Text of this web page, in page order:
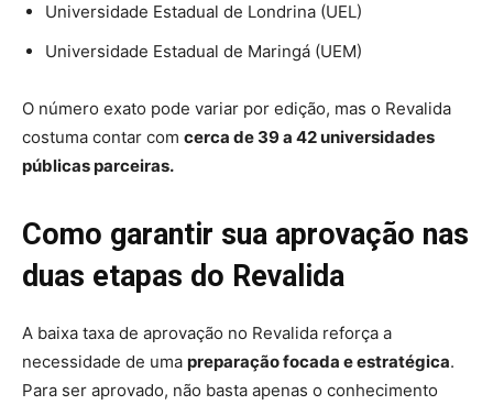
Universidade Estadual de Londrina (UEL)
Universidade Estadual de Maringá (UEM)
O número exato pode variar por edição, mas o Revalida
costuma contar com cerca de 39 a 42 universidades
públicas parceiras.
Como garantir sua aprovação nas
duas etapas do Revalida
A baixa taxa de aprovação no Revalida reforça a
necessidade de uma preparação focada e estratégica.
Para ser aprovado, não basta apenas o conhecimento